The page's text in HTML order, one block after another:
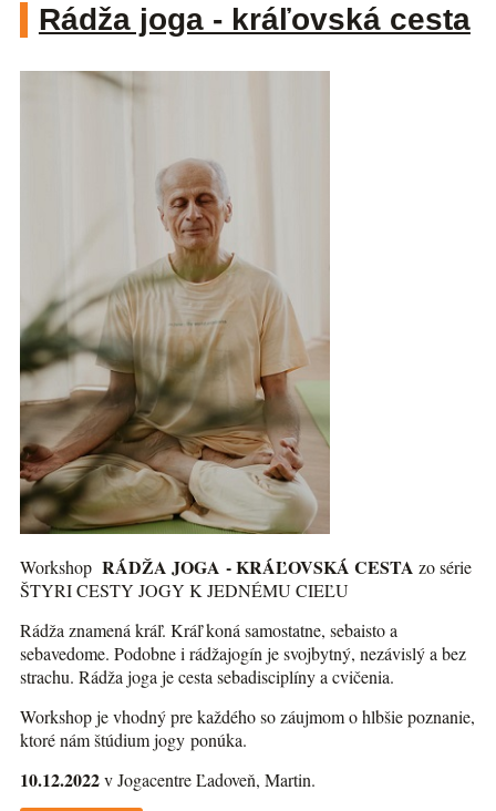
Rádža joga - kráľovská cesta
Workshop RÁDŽA JOGA - KRÁĽOVSKÁ CESTA zo série
ŠTYRI CESTY JOGY K JEDNÉMU CIEĽU
Rádža znamená kráľ. Kráľ koná samostatne, sebaisto a
sebavedome. Podobne i rádžajogín je svojbytný, nezávislý a bez
strachu. Rádža joga je cesta sebadisciplíny a cvičenia.
Workshop je vhodný pre každého so záujmom o hlbšie poznanie,
ktoré nám štúdium jogy ponúka.
10.12.2022v Jogacentre Ľadoveň, Martin.